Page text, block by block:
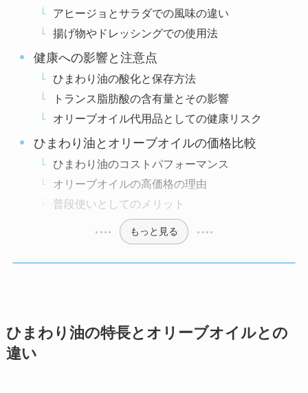
アヒージョとサラダでの風味の違い
揚げ物やドレッシングでの使用法
健康への影響と注意点
ひまわり油の酸化と保存方法
トランス脂肪酸の含有量とその影響
オリーブオイル代用品としての健康リスク
ひまわり油とオリーブオイルの価格比較
ひまわり油のコストパフォーマンス
オリーブオイルの高価格の理由
普段使いとしてのメリット
もっと見る
ひまわり油の特長とオリーブオイルとの
違い